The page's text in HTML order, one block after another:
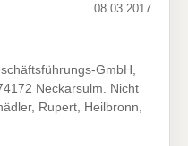
08.03.2017
GmbH,
Neckarsulm. Nicht
Rupert, Heilbronn,